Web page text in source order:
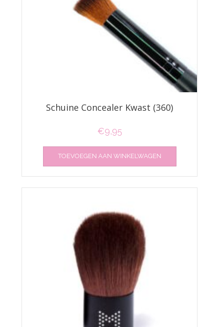
Schuine Concealer Kwast (360)
€9,95
TOEVOEGEN AAN WINKELWAGEN